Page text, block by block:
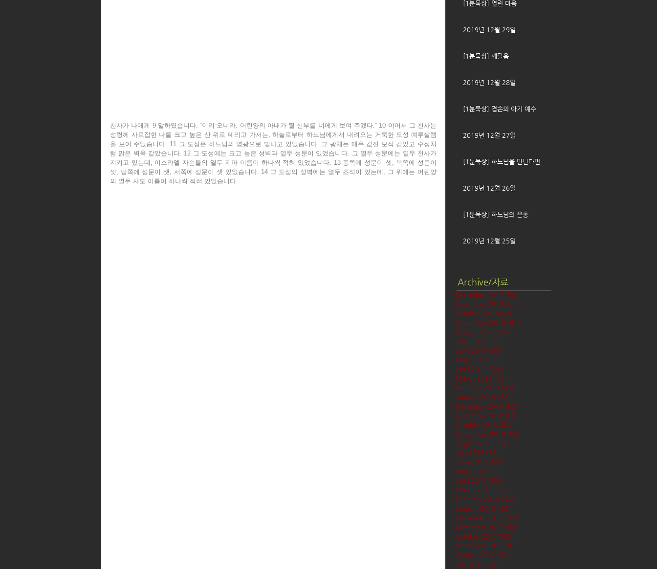
[1분묵상] 열린 마음
2019년 12월 29일
[1분묵상] 깨달음
2019년 12월 28일
[1분묵상] 겸손의 아기 예수
2019년 12월 27일
[1분묵상] 하느님을 만난다면
2019년 12월 26일
[1분묵상] 하느님의 은총
2019년 12월 25일
Archive/자료
December 2019 (58)
November 2019 (61)
October 2019 (62)
September 2019 (61)
August 2019 (62)
July 2019 (63)
June 2019 (60)
May 2019 (63)
April 2019 (60)
March 2019 (61)
February 2019 (56)
January 2019 (62)
December 2018 (62)
November 2018 (60)
October 2018 (62)
September 2018 (60)
August 2018 (62)
July 2018 (62)
June 2018 (60)
May 2018 (62)
April 2018 (60)
March 2018 (61)
February 2018 (56)
January 2018 (62)
December 2017 (62)
November 2017 (60)
October 2017 (62)
September 2017 (61)
August 2017 (62)
July 2017 (62)
천사가 나에게 9 말하였습니다. “이리 오너라. 어린양의 아내가 될 신부를 너에게 보여 주겠다.” 10 이어서 그 천사는
성령께 사로잡힌 나를 크고 높은 산 위로 데리고 가서는, 하늘로부터 하느님에게서 내려오는 거룩한 도성 예루살렘
을 보여 주었습니다. 11 그 도성은 하느님의 영광으로 빛나고 있었습니다. 그 광채는 매우 값진 보석 같았고 수정처
럼 맑은 벽옥 같았습니다. 12 그 도성에는 크고 높은 성벽과 열두 성문이 있었습니다. 그 열두 성문에는 열두 천사가
지키고 있는데, 이스라엘 자손들의 열두 지파 이름이 하나씩 적혀 있었습니다. 13 동쪽에 성문이 셋, 북쪽에 성문이
셋, 남쪽에 성문이 셋, 서쪽에 성문이 셋 있었습니다. 14 그 도성의 성벽에는 열두 초석이 있는데, 그 위에는 어린양
의 열두 사도 이름이 하나씩 적혀 있었습니다.